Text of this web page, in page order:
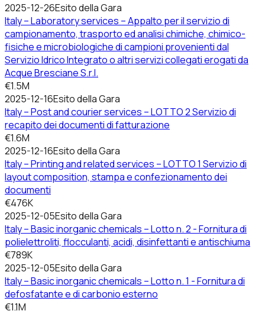
2025-12-26Esito della Gara
Italy – Laboratory services – Appalto per il servizio di
campionamento, trasporto ed analisi chimiche, chimico-
fisiche e microbiologiche di campioni provenienti dal
Servizio Idrico Integrato o altri servizi collegati erogati da
Acque Bresciane S.r.l.
€1.5M
2025-12-16Esito della Gara
Italy – Post and courier services – LOTTO 2 Servizio di
recapito dei documenti di fatturazione
€1.6M
2025-12-16Esito della Gara
Italy – Printing and related services – LOTTO 1 Servizio di
layout composition, stampa e confezionamento dei
documenti
€476K
2025-12-05Esito della Gara
Italy – Basic inorganic chemicals – Lotto n. 2 - Fornitura di
polielettroliti, flocculanti, acidi, disinfettanti e antischiuma
€789K
2025-12-05Esito della Gara
Italy – Basic inorganic chemicals – Lotto n. 1 - Fornitura di
defosfatante e di carbonio esterno
€1.1M